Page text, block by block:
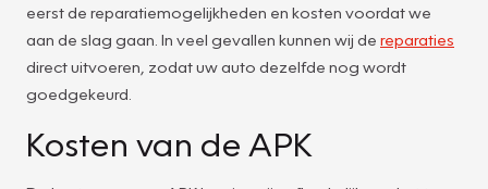
eerst de reparatiemogelijkheden en kosten voordat we
aan de slag gaan. In veel gevallen kunnen wij de reparaties
direct uitvoeren, zodat uw auto dezelfde nog wordt
goedgekeurd.
Kosten van de APK